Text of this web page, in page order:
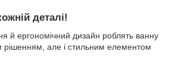
деталі!
й ергономічний дизайн роблять ванну
рішенням, але і стильним елементом